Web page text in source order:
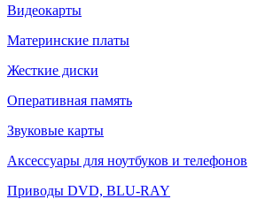
Видеокарты
Материнские платы
Жесткие диски
Оперативная память
Звуковые карты
Аксессуары для ноутбуков и телефонов
Приводы DVD, BLU-RAY